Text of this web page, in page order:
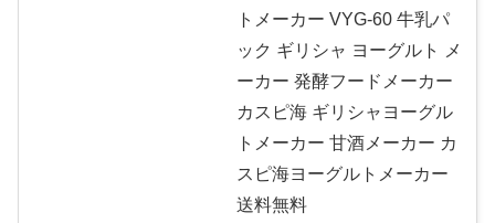
トメーカー VYG-60 牛乳パ
ック ギリシャ ヨーグルト メ
ーカー 発酵フードメーカー
カスピ海 ギリシャヨーグル
トメーカー 甘酒メーカー カ
スピ海ヨーグルトメーカー
送料無料